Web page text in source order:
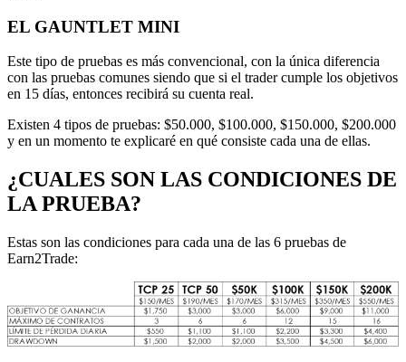
EL GAUNTLET MINI
Este tipo de pruebas es más convencional, con la única diferencia
con las pruebas comunes siendo que si el trader cumple los objetivos
en 15 días, entonces recibirá su cuenta real.
Existen 4 tipos de pruebas: $50.000, $100.000, $150.000, $200.000
y en un momento te explicaré en qué consiste cada una de ellas.
¿CUALES SON LAS CONDICIONES DE
LA PRUEBA?
Estas son las condiciones para cada una de las 6 pruebas de
Earn2Trade: